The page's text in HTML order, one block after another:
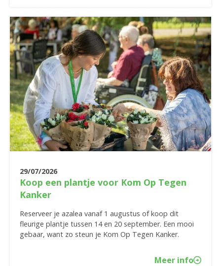
29/07/2026
Koop een plantje voor Kom Op Tegen
Kanker
Reserveer je azalea vanaf 1 augustus of koop dit
fleurige plantje tussen 14 en 20 september. Een mooi
gebaar, want zo steun je Kom Op Tegen Kanker.
Meer info